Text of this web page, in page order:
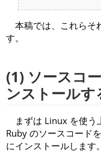
本稿では、これらそ
す。
(1) ソースコ
ンストールす
まずは Linux を使う
Ruby のソースコード
にインストールします。